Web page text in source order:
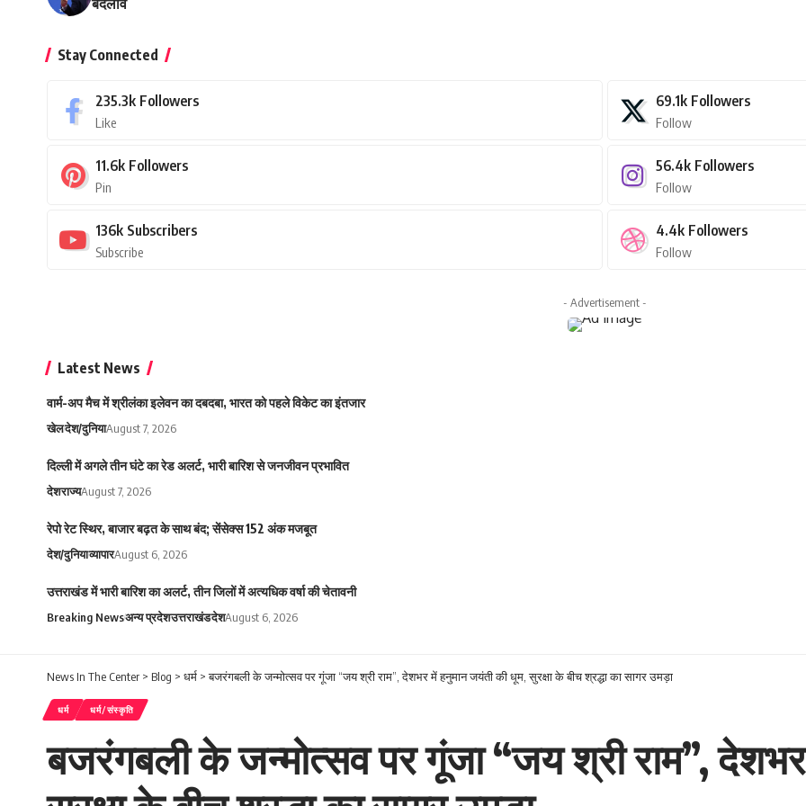
बदलाव
Stay Connected
235.3k Followers
Like
69.1k Followers
Follow
11.6k Followers
Pin
56.4k Followers
Follow
136k Subscribers
Subscribe
4.4k Followers
Follow
- Advertisement -
Latest News
वार्म-अप मैच में श्रीलंका इलेवन का दबदबा, भारत को पहले विकेट का इंतजार
खेलदेश/दुनियाAugust 7, 2026
दिल्ली में अगले तीन घंटे का रेड अलर्ट, भारी बारिश से जनजीवन प्रभावित
देशराज्यAugust 7, 2026
रेपो रेट स्थिर, बाजार बढ़त के साथ बंद; सेंसेक्स 152 अंक मजबूत
देश/दुनियाव्यापारAugust 6, 2026
उत्तराखंड में भारी बारिश का अलर्ट, तीन जिलों में अत्यधिक वर्षा की चेतावनी
Breaking Newsअन्य प्रदेशउत्तराखंडदेशAugust 6, 2026
News In The Center > Blog > धर्म >बजरंगबली के जन्मोत्सव पर गूंजा “जय श्री राम”, देशभर में हनुमान जयंती की धूम, सुरक्षा के बीच श्रद्धा का सागर उमड़ा
धर्म धर्म/संस्कृति
बजरंगबली के जन्मोत्सव पर गूंजा “जय श्री राम”,